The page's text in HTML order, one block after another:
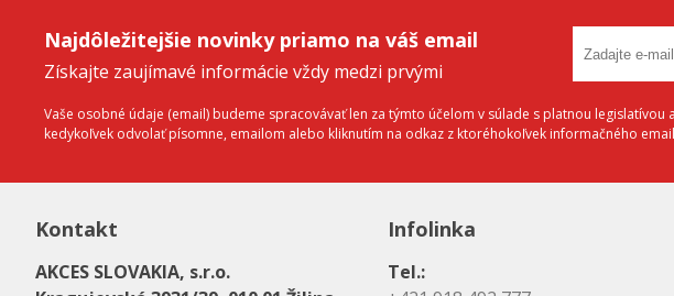
Najdôležitejšie novinky priamo na váš email
Získajte zaujímavé informácie vždy medzi prvými
Vaše osobné údaje (email) budeme spracovávať len za týmto účelom v súlade s platnou
kedykoľvek odvolať písomne, emailom alebo kliknutím na odkaz z ktoréhokoľvek informačného
Kontakt
AKCES SLOVAKIA, s.r.o.
Infolinka
Tel.: